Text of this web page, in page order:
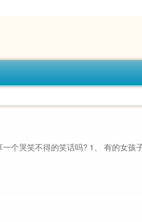
个哭笑不得的笑话吗? 1、 有的女孩